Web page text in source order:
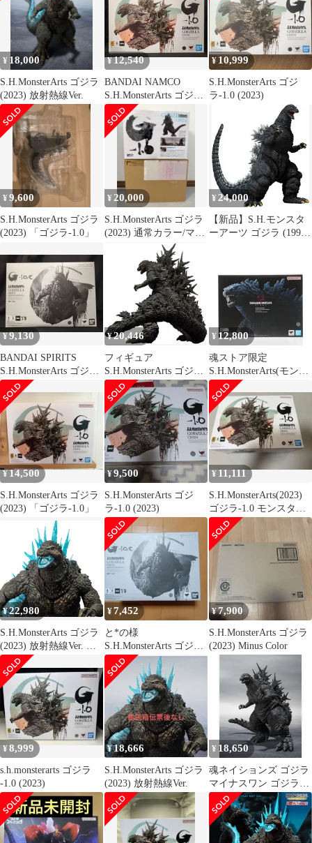
¥ 18,000
S.H.MonsterArts ゴジラ
(2023) 放射熱線Ver.
¥12,540
BANDAI NAMCO
S.H.MonsterArts ゴジラ
(2023)
¥ 10,999
S.H.MonsterArts ゴジ
ラ-1.0 (2023)
¥9,600
S.H.MonsterArts ゴジラ
(2023) 「ゴジラ-1.0」
¥20,000
S.H.MonsterArts ゴジラ
(2023) 通常カラー/マイ
¥ 24,000
【新品】S.H.モンスタ
ーアーツ ゴジラ (1991)
ィギュア
¥9,130
BANDAI SPIRITS
S.H.MonsterArts ゴジラ
(2023) マイナスカラー
Ver.
¥20,446
フィギュア
S.H.MonsterArts ゴジラ
（2023） 「ゴジ
ラ-1.0」【10日以内発
送】
¥ 12,800
魂ストア限定
S.H.MonsterArts(モンス
ターアーツ) ゴジラ
(2019) -Night Color
Edition- ゴジラ キン
グ・オブ・モンスター
ズ 完成品 可動フィギュ
ア バンダイスピリッツ
¥14,500
S.H.MonsterArts ゴジラ
(2023) 「ゴジラ-1.0」
¥9,500
S.H.MonsterArts ゴジ
ラ-1.0 (2023)
¥11,111
S.H.MonsterArts(2023)
ゴジラ-1.0 モンスター
アーツ
¥22,980
S.H.MonsterArts ゴジラ
(2023) 放射熱線Ver. 約
160mm PVC製 塗装済み
可動フィギュア【新
品】
¥7,452
と*の様
S.H.MonsterArts ゴジラ
(2023) マイナスカラー
Ve
¥7,900
S.H.MonsterArts ゴジラ
(2023) Minus Color
¥8,999
s.h.monsterarts ゴジラ
-1.0 (2023)
¥18,666
S.H.MonsterArts ゴジラ
(2023) 放射熱線Ver.
¥ 18,650
魂ネイションズ ゴジラ
マイナスワン ゴジラ
(2023)マイナス カラー
Ver.バンダイスピリッツ
S.H.MonsterArts アクシ
ョンフィギュア [ゴジ